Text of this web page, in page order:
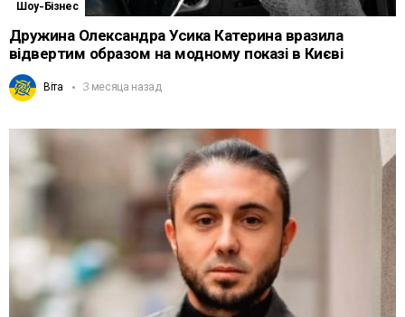
Шоу-Бізнес
Дружина Олександра Усика Катерина вразила
відвертим образом на модному показі в Києві
Віта 3 месяца назад